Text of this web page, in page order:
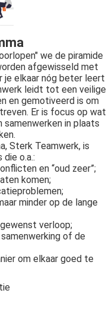
we de piramide
afgewisseld met
je elkaar nóg beter leert
leidt tot een veilige
en gemotiveerd is om
Er is focus op wat
samenwerken in plaats
Sterk Teamwerk, is
o.a.:
en “oud zeer”;
komen;
minder op de lange
verloop;
of de
om elkaar goed te